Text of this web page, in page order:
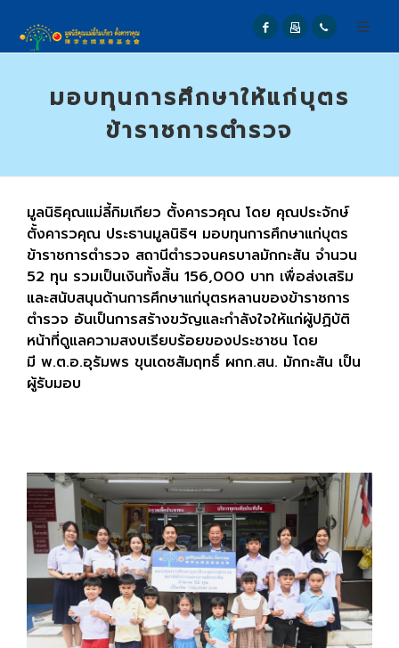
มอบทุนการศึกษาให้แก่บุตร
ข้าราชการตำรวจ
มูลนิธิคุณแม่ลี้กิมเกียว ตั้งคารวคุณ โดย คุณประจักษ์
ตั้งคารวคุณ ประธานมูลนิธิฯ มอบทุนการศึกษาแก่บุตร
ข้าราชการตำรวจ สถานีตำรวจนครบาลมักกะสัน จำนวน
52 ทุน รวมเป็นเงินทั้งสิ้น 156,000 บาท เพื่อส่งเสริม
และสนับสนุนด้านการศึกษาแก่บุตรหลานของข้าราชการ
ตำรวจ อันเป็นการสร้างขวัญและกำลังใจให้แก่ผู้ปฏิบัติ
หน้าที่ดูแลความสงบเรียบร้อยของประชาชน โดย
มี พ.ต.อ.อุรัมพร ขุนเดชสัมฤทธิ์ ผกก.สน. มักกะสัน เป็น
ผู้รับมอบ